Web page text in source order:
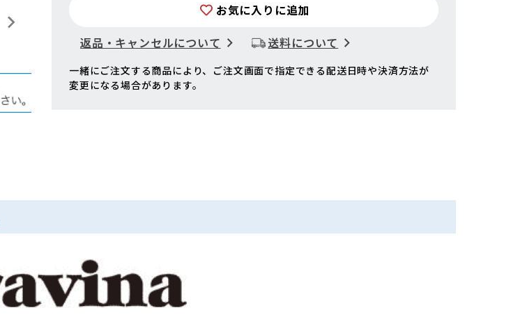
お気に入りに追加
返品・キャンセルについて
送料について
一緒にご注文する商品により、ご注文画面で指定できる配送日時や決済方法が
変更になる場合があります。